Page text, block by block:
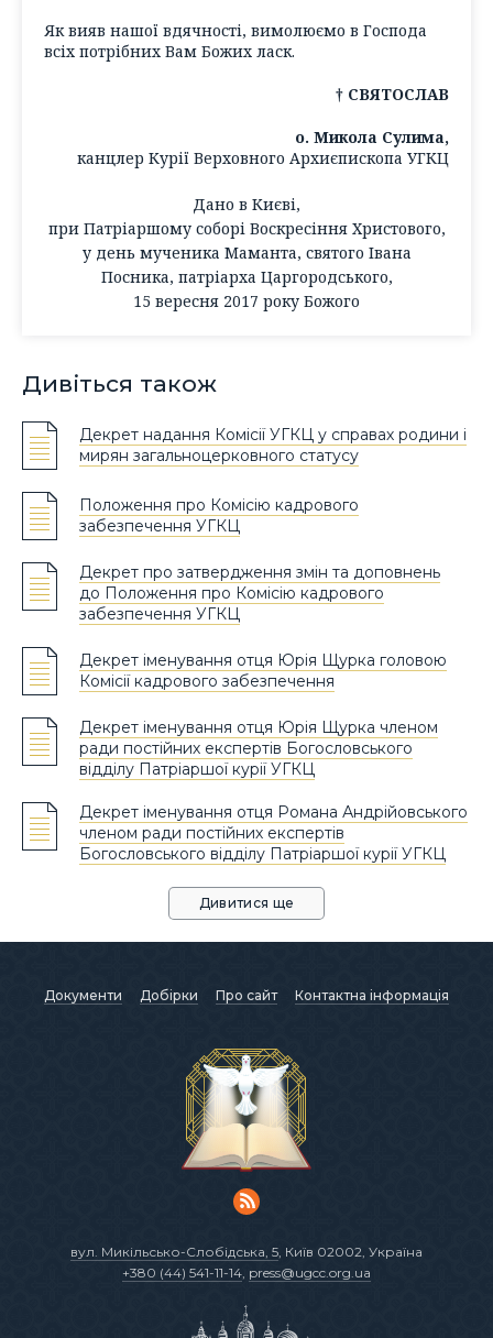
Як вияв нашої вдячності, вимолюємо в Господа
всіх потрібних Вам Божих ласк.
† СВЯТОСЛАВ
о. Микола Сулима,
канцлер Курії Верховного Архиєпископа УГКЦ
Дано в Києві,
при Патріаршому соборі Воскресіння Христового,
у день мученика Маманта, святого Івана
Посника, патріарха Царгородського,
15 вересня 2017 року Божого
Дивіться також
Декрет надання Комісії УГКЦ у справах родини і
мирян загальноцерковного статусу
Положення про Комісію кадрового
забезпечення УГКЦ
Декрет про затвердження змін та доповнень
до Положення про Комісію кадрового
забезпечення УГКЦ
Декрет іменування отця Юрія Щурка головою
Комісії кадрового забезпечення
Декрет іменування отця Юрія Щурка членом
ради постійних експертів Богословського
відділу Патріаршої курії УГКЦ
Декрет іменування отця Романа Андрійовського
членом ради постійних експертів
Богословського відділу Патріаршої курії УГКЦ
Дивитися ще
Документи Добірки Про сайт Контактна інформація
вул. Микільсько-Слобідська, 5 , Київ 02002, Україна
+380 (44) 541-11-14 press@ugcc.org.ua